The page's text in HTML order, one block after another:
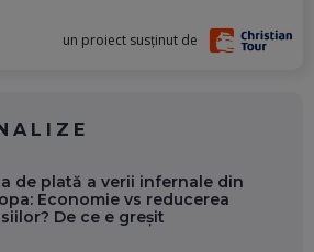
un proiect susținut de
de plată a verii infernale din
Economie vs reducerea
De ce e greșit